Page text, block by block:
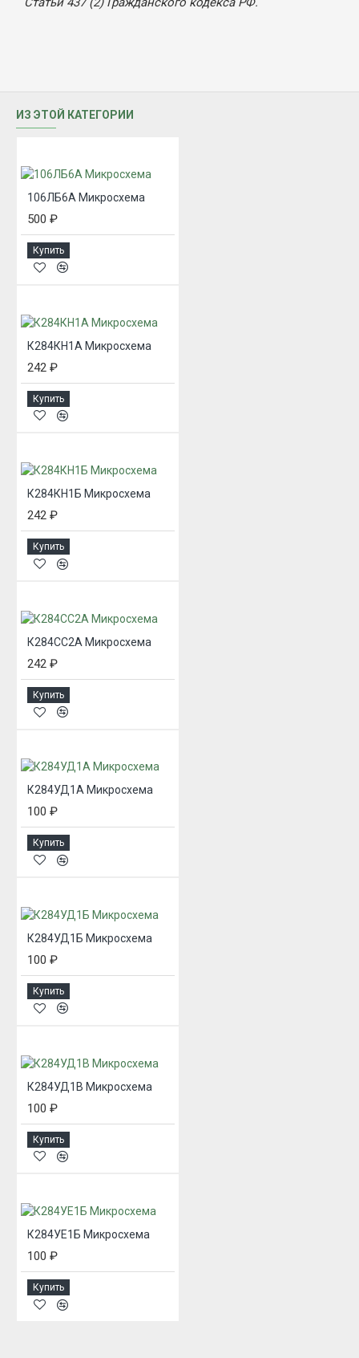
ИЗ ЭТОЙ КАТЕГОРИИ
106ЛБ6А Микросхема
500 ₽
Купить
К284КН1А Микросхема
242 ₽
Купить
К284КН1Б Микросхема
242 ₽
Купить
К284СС2А Микросхема
242 ₽
Купить
К284УД1А Микросхема
100 ₽
Купить
К284УД1Б Микросхема
100 ₽
Купить
К284УД1В Микросхема
100 ₽
Купить
К284УЕ1Б Микросхема
100 ₽
Купить